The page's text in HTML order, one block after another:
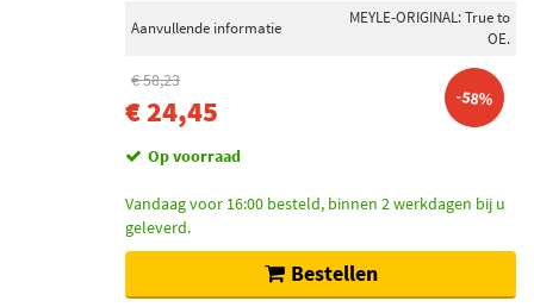
Aanvullende informatie
MEYLE-ORIGINAL: True to
OE.
€ 58,23
€ 24,45 -58%
Op voorraad
Vandaag voor 16:00 besteld, binnen 2 werkdagen bij u
geleverd.
Bestellen